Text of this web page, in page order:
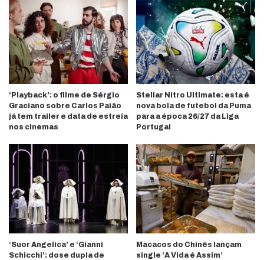
‘Playback’: o filme de Sérgio
Graciano sobre Carlos Paião
já tem trailer e data de estreia
nos cinemas
Stellar Nitro Ultimate: esta é
nova bola de futebol da Puma
para a época 26/27 da Liga
Portugal
‘Suor Angelica’ e ‘Gianni
Schicchi’: dose dupla de
Macacos do Chinês lançam
single ‘A Vida é Assim’